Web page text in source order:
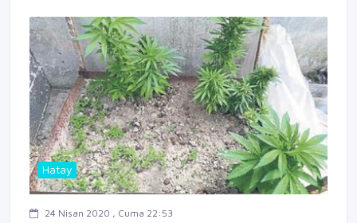
Hatay
24 Nisan 2020 , Cuma 22:53